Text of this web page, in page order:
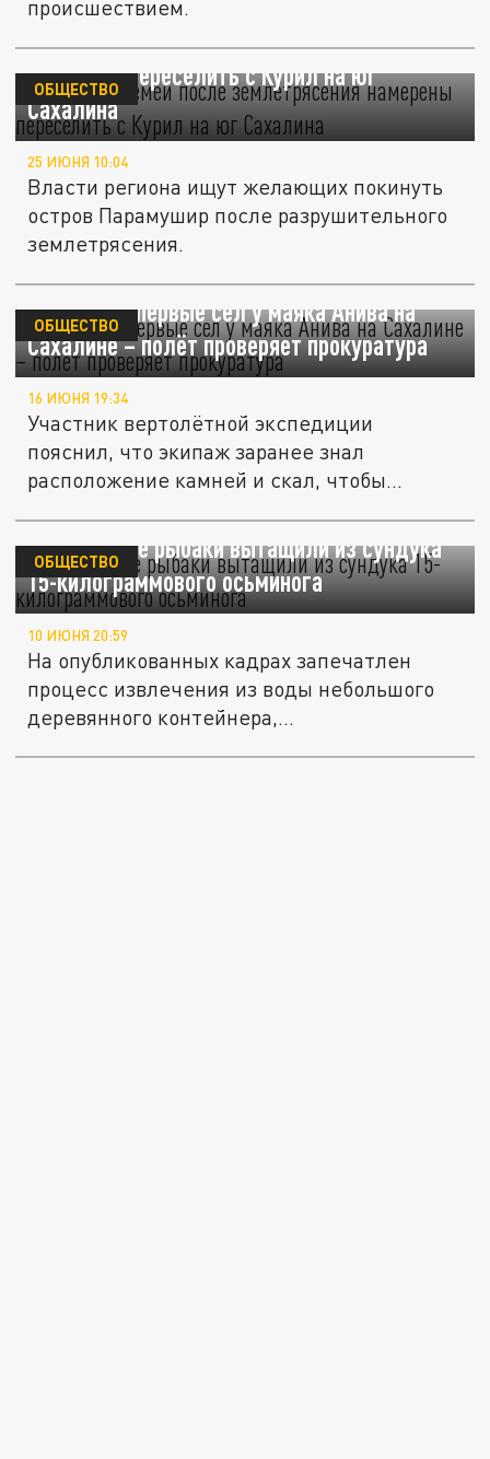
происшествием.
Около 100 семей после землетрясения
намерены переселить с Курил на юг
Сахалина
ОБЩЕСТВО
25 ИЮНЯ 10:04
Власти региона ищут желающих покинуть
остров Парамушир после разрушительного
землетрясения.
Вертолёт впервые сел у маяка Анива на
Сахалине – полёт проверяет прокуратура
ОБЩЕСТВО
16 ИЮНЯ 19:34
Участник вертолётной экспедиции
пояснил, что экипаж заранее знал
расположение камней и скал, чтобы...
На Сахалине рыбаки вытащили из сундука
15-килограммового осьминога
ОБЩЕСТВО
10 ИЮНЯ 20:59
На опубликованных кадрах запечатлен
процесс извлечения из воды небольшого
деревянного контейнера,...